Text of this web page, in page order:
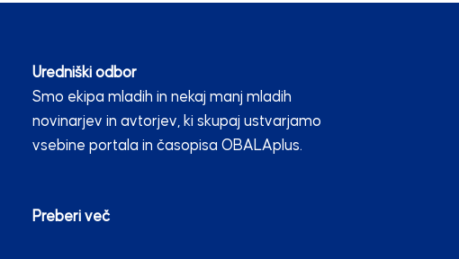
Uredniški odbor
Smo ekipa mladih in nekaj manj mladih
novinarjev in avtorjev, ki skupaj ustvarjamo
vsebine portala in časopisa OBALAplus.
Preberi več